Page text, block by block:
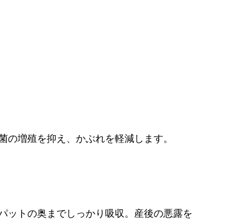
増殖を抑え、かぶれを軽減します。
ットの奥までしっかり吸収。産後の悪露を